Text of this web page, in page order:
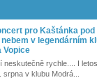
pro Kaštánka pod
v legendárním
Vopice
neskutečně rychle.... I
srpna v klubu Modrá...